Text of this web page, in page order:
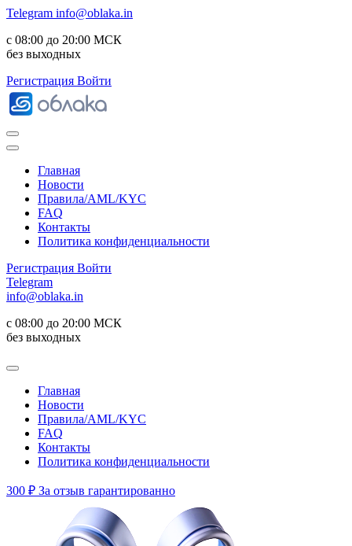
Telegram info@oblaka.in
с 08:00 до 20:00 МСК
без выходных
Регистрация Войти
Главная
Новости
Правила/AML/KYC
FAQ
Контакты
Политика конфиденциальности
Регистрация Войти
Telegram
info@oblaka.in
с 08:00 до 20:00 МСК
без выходных
Главная
Новости
Правила/AML/KYC
FAQ
Контакты
Политика конфиденциальности
300 ₽ За отзыв гарантированно